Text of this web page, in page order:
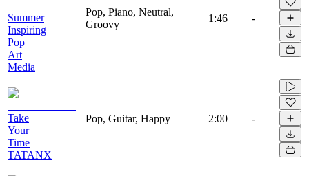
Summer
Inspiring
Pop
Art
Media
Pop, Piano, Neutral,
Groovy
1:46 -
Take
Your
Time
TATANX
Pop, Guitar, Happy 2:00 -